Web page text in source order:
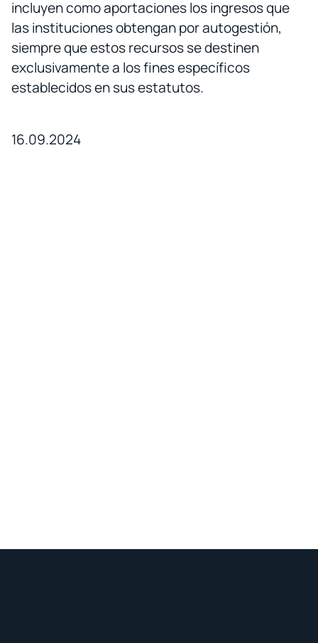
incluyen como aportaciones los ingresos que
las instituciones obtengan por autogestión,
siempre que estos recursos se destinen
exclusivamente a los fines específicos
establecidos en sus estatutos.
16.09.2024